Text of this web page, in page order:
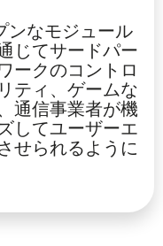
なモジュール
じてサードパー
ークのコントロ
ティ、ゲームな
通信事業者が機
してユーザーエ
せられるように